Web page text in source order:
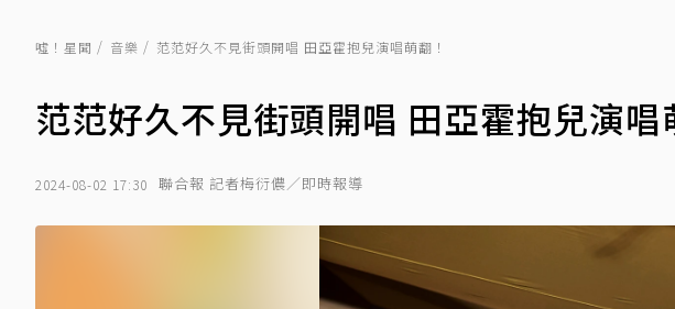
噓！星聞 音樂 范范好久不見街頭開唱 田亞霍抱兒演唱萌翻！
范范好久不見街頭開唱 田亞霍抱兒演唱
2024-08-02 17:30 聯合報 記者梅衍儂／即時報導